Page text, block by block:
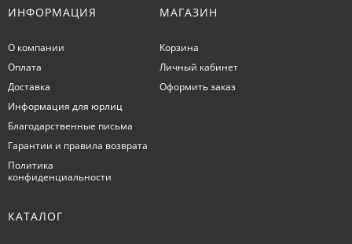
ИНФОРМАЦИЯ
О компании
Оплата
Доставка
Информация для юрлиц
Благодарственные письма
Гарантии и правила возврата
Политика
конфиденциальности
МАГАЗИН
Корзина
Личный кабинет
Оформить заказ
КАТАЛОГ